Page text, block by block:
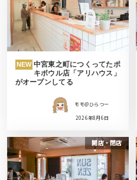
NEW 中宮東之町につくってたポ
キボウル店「アリハウス」
がオープンしてる
モモ＠ひらつー
2026年8月6日
開店・閉店